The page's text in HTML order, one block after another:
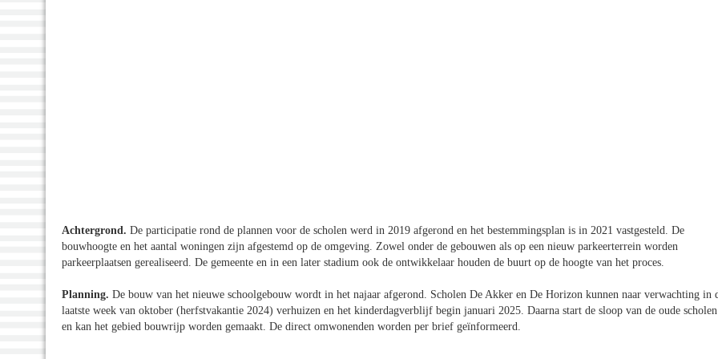
Achtergrond. De participatie rond de plannen voor de scholen werd in 2019 afgerond en het bestemmingsplan is in 2021 vastgesteld. De
bouwhoogte en het aantal woningen zijn afgestemd op de omgeving. Zowel onder de gebouwen als op een nieuw parkeerterrein worden
parkeerplaatsen gerealiseerd. De gemeente en in een later stadium ook de ontwikkelaar houden de buurt op de hoogte van het proces.
Planning. De bouw van het nieuwe schoolgebouw wordt in het najaar afgerond. Scholen De Akker en De Horizon kunnen naar verwachting in
laatste week van oktober (herfstvakantie 2024) verhuizen en het kinderdagverblijf begin januari 2025. Daarna start de sloop van de oude scholen
en kan het gebied bouwrijp worden gemaakt. De direct omwonenden worden per brief geïnformeerd.